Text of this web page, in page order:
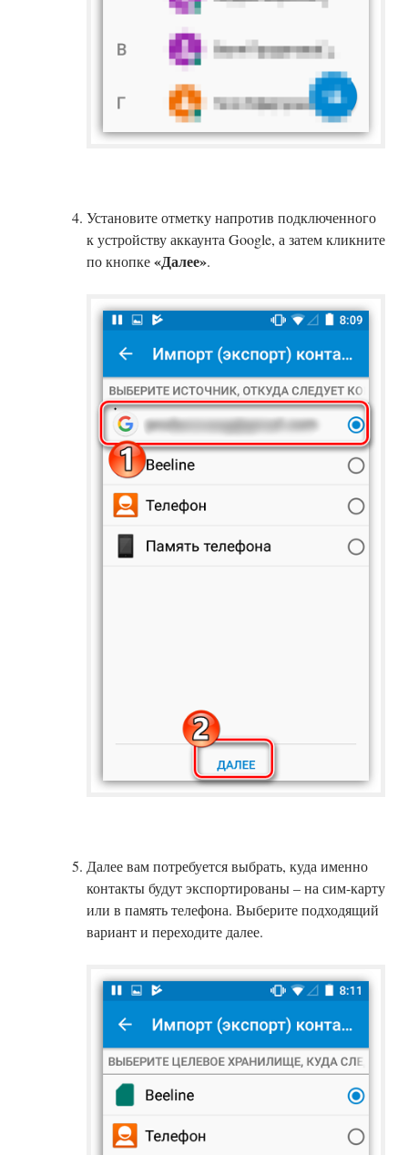
Установите отметку напротив подключенного
к устройству аккаунта Google, а затем кликните
по кнопке«Далее».
Далее вам потребуется выбрать, куда именно
контакты будут экспортированы – на сим-карту
или в память телефона. Выберите подходящий
вариант и переходите далее.